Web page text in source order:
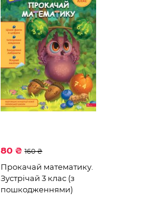
80 ₴ 160 ₴
Прокачай математику.
Зустрічай 3 клас (з
пошкодженнями)